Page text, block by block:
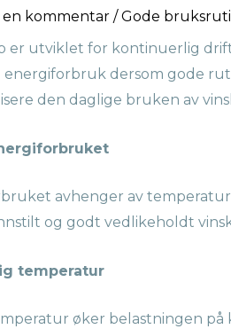
en kommentar /Gode
er utviklet for kontinuerlig
energiforbruk dersom gode
den daglige bruken av
avhenger av
og godt vedlikeholdt
temperatur
øker belastningen på